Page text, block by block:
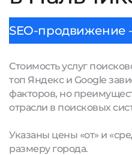
SEO-продвижение
Стоимость услуг
топ Яндекс и Google
факторов, но
отрасли в поисковых
Указаны цены «от» и
размеру города.